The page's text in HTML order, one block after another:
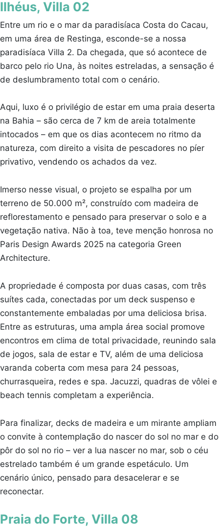
Ilhéus, Villa 02
Entre um rio e o mar da paradisíaca Costa do Cacau,
em uma área de Restinga, esconde-se a nossa
paradisíaca Villa 2. Da chegada, que só acontece de
barco pelo rio Una, às noites estreladas, a sensação é
de deslumbramento total com o cenário.
Aqui, luxo é o privilégio de estar em uma praia deserta
na Bahia – são cerca de 7 km de areia totalmente
intocados – em que os dias acontecem no ritmo da
natureza, com direito a visita de pescadores no píer
privativo, vendendo os achados da vez.
Imerso nesse visual, o projeto se espalha por um
terreno de 50.000 m², construído com madeira de
reflorestamento e pensado para preservar o solo e a
vegetação nativa. Não à toa, teve menção honrosa no
Paris Design Awards 2025 na categoria Green
Architecture.
A propriedade é composta por duas casas, com três
suítes cada, conectadas por um deck suspenso e
constantemente embaladas por uma deliciosa brisa.
Entre as estruturas, uma ampla área social promove
encontros em clima de total privacidade, reunindo sala
de jogos, sala de estar e TV, além de uma deliciosa
varanda coberta com mesa para 24 pessoas,
churrasqueira, redes e spa. Jacuzzi, quadras de vôlei e
beach tennis completam a experiência.
Para finalizar, decks de madeira e um mirante ampliam
o convite à contemplação do nascer do sol no mar e do
pôr do sol no rio – ver a lua nascer no mar, sob o céu
estrelado também é um grande espetáculo. Um
cenário único, pensado para desacelerar e se
reconectar.
Praia do Forte, Villa 08